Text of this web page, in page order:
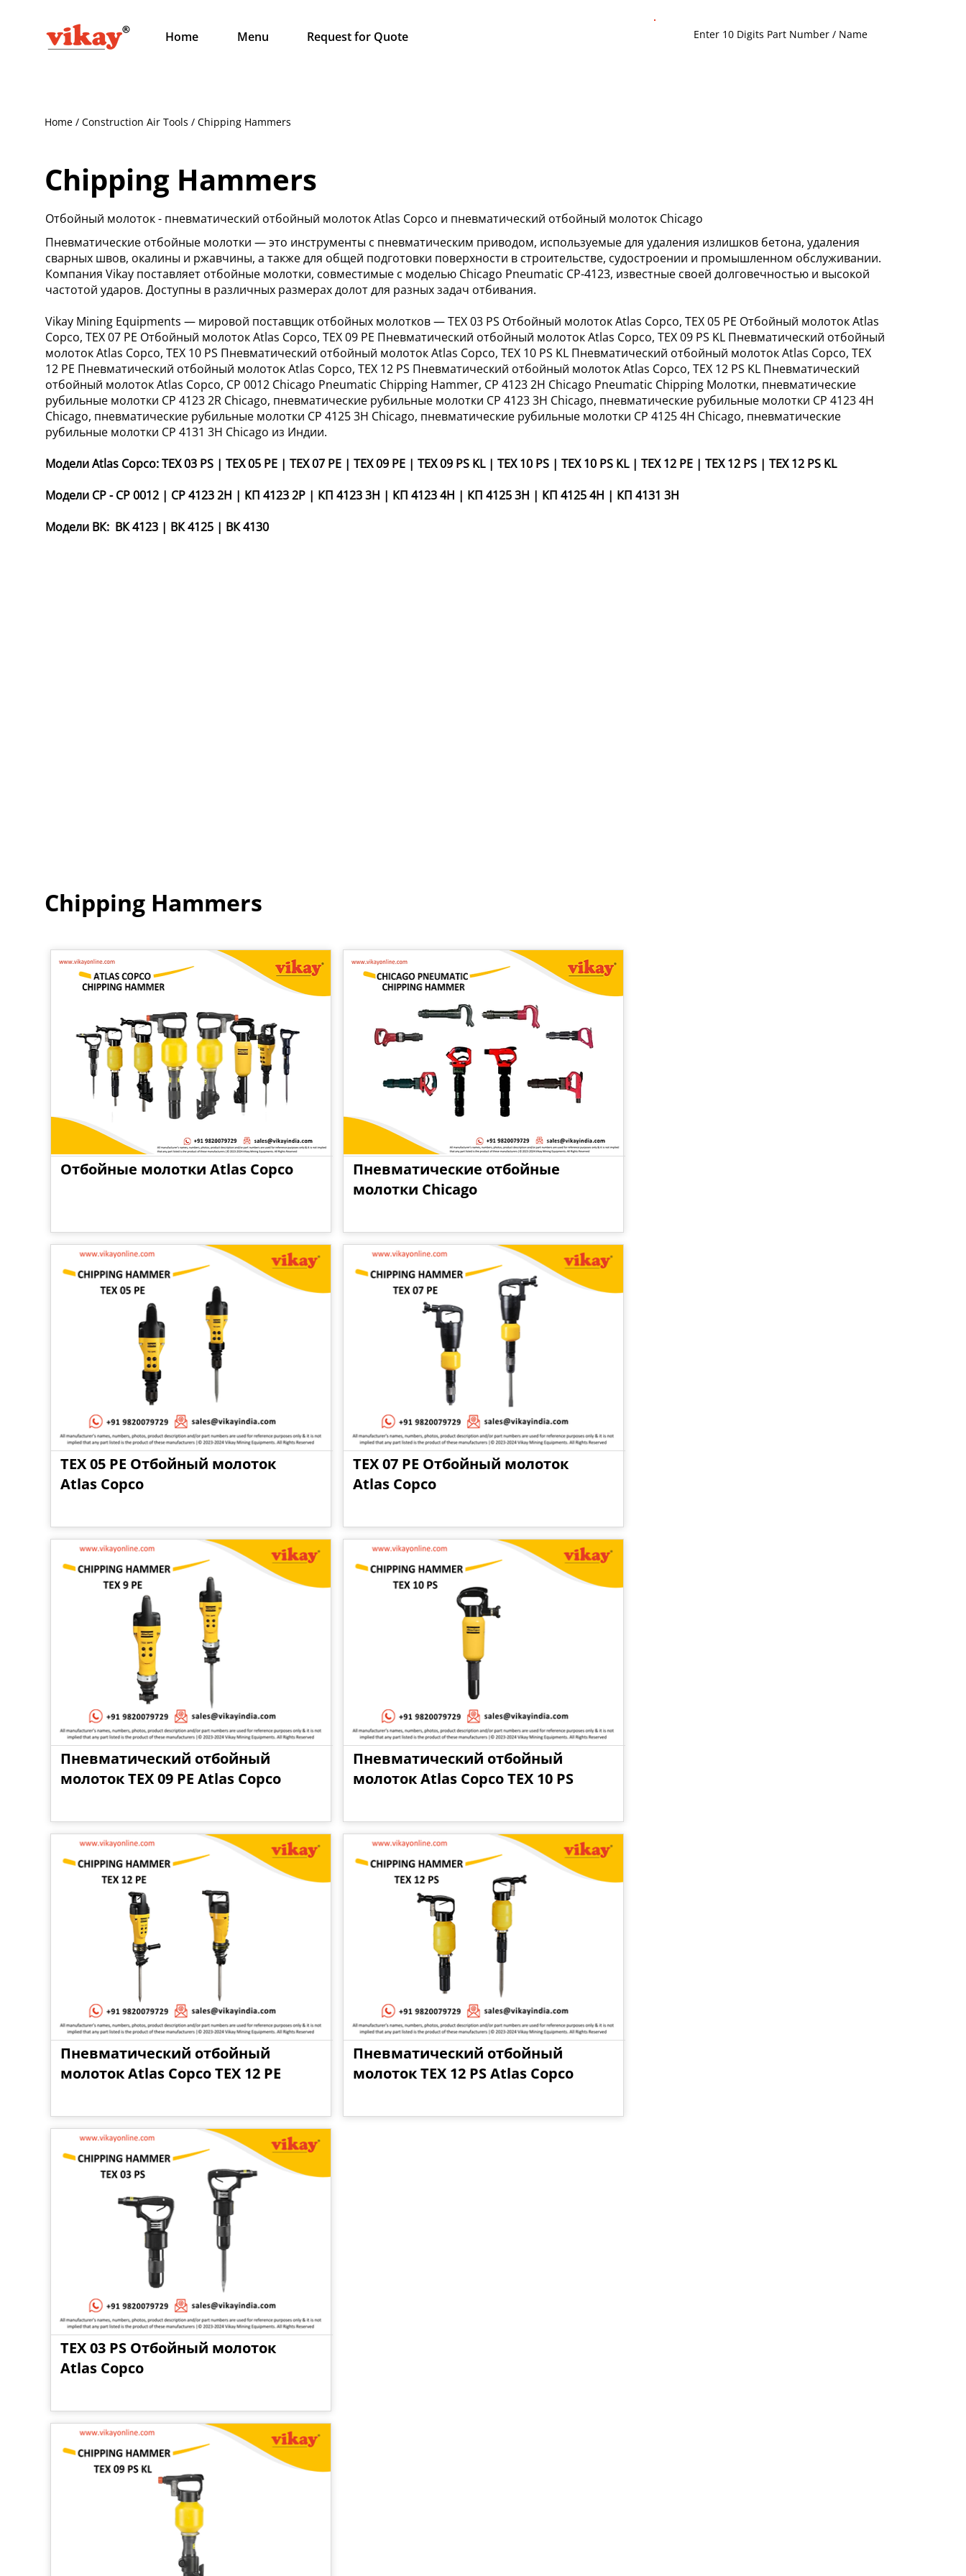
Home Menu Request for Quote
Home / Construction Air Tools / Chipping Hammers
Chipping Hammers
Отбойный молоток - пневматический отбойный молоток Atlas Copco и пневматический отбойный молоток Chicago
Пневматические отбойные молотки — это инструменты с пневматическим приводом, используемые для удаления излишков бетона, удаления
сварных швов, окалины и ржавчины, а также для общей подготовки поверхности в строительстве, судостроении и промышленном обслуживании.
Компания Vikay поставляет отбойные молотки, совместимые с моделью Chicago Pneumatic CP-4123, известные своей долговечностью и высокой
частотой ударов. Доступны в различных размерах долот для разных задач отбивания.
Vikay Mining Equipments — мировой поставщик отбойных молотков — TEX 03 PS Отбойный молоток Atlas Copco, TEX 05 PE Отбойный молоток Atlas
Copco, TEX 07 PE Отбойный молоток Atlas Copco, TEX 09 PE Пневматический отбойный молоток Atlas Copco, TEX 09 PS KL Пневматический отбойный
молоток Atlas Copco, TEX 10 PS Пневматический отбойный молоток Atlas Copco, TEX 10 PS KL Пневматический отбойный молоток Atlas Copco, TEX
12 PE Пневматический отбойный молоток Atlas Copco, TEX 12 PS Пневматический отбойный молоток Atlas Copco, TEX 12 PS KL Пневматический
отбойный молоток Atlas Copco, CP 0012 Chicago Pneumatic Chipping Hammer, CP 4123 2H Chicago Pneumatic Chipping Молотки, пневматические
рубильные молотки CP 4123 2R Chicago, пневматические рубильные молотки CP 4123 3H Chicago, пневматические рубильные молотки CP 4123 4H
Chicago, пневматические рубильные молотки CP 4125 3H Chicago, пневматические рубильные молотки CP 4125 4H Chicago, пневматические
рубильные молотки CP 4131 3H Chicago из Индии.
Модели Atlas Copco:TEX 03 PS | TEX 05 PE | TEX 07 PE | TEX 09 PE | TEX 09 PS KL | TEX 10 PS | TEX 10 PS KL | TEX 12 PE | TEX 12 PS | TEX 12 PS KL
Модели CP -CP 0012 | CP 4123 2H | КП 4123 2Р | КП 4123 3Н | КП 4123 4Н | КП 4125 3Н | КП 4125 4Н | КП 4131 3Н
Модели ВК: ВК 4123 | ВК 4125 | ВК 4130
Chipping Hammers
Отбойные молотки Atlas Copco
TEX 05 PE Отбойный молоток
Atlas Copco
Пневматический отбойный
молоток TEX 09 PE Atlas Copco
Пневматический отбойный
молоток Atlas Copco TEX 12 PE
Пневматические отбойные
молотки Chicago
TEX 07 PE Отбойный молоток
Atlas Copco
Пневматический отбойный
молоток Atlas Copco TEX 10 PS
Пневматический отбойный
молоток TEX 12 PS Atlas Copco
TEX 03 PS Отбойный молоток
Atlas Copco